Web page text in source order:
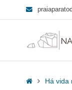
HomeHá vida